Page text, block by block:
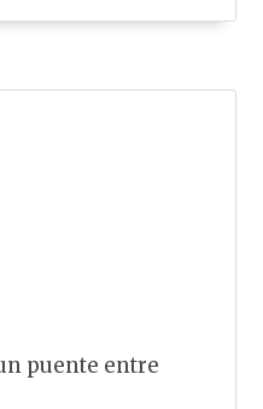
puente entre